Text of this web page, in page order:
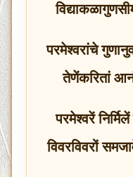
परमेश्वरांचे
तेणेंकरितां
परमेश्वरें
विवरविवरों